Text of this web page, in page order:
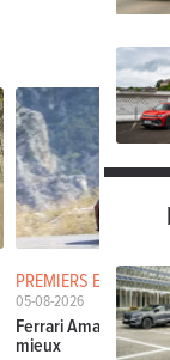
PREMIERS ESSAIS
05-08-2026
Ferrari Amalfi
mieux